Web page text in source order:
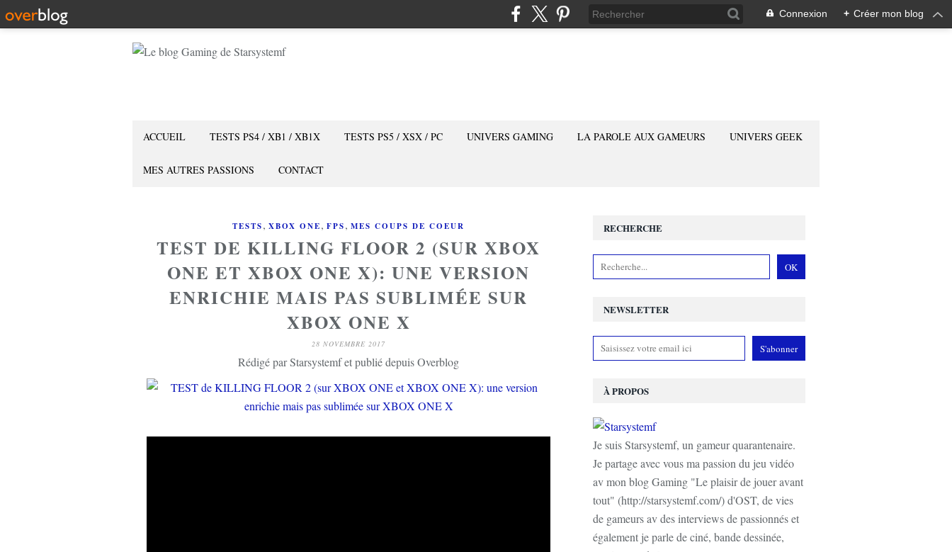
Connexion + Créer mon blog
ACCUEIL TESTS PS4 / XB1 / XB1X TESTS PS5 / XSX / PC UNIVERS GAMING LA PAROLE AUX GAMEURS UNIVERS GEEK
MES AUTRES PASSIONS CONTACT
TESTS, XBOX ONE, FPS, MES COUPS DE COEUR
TEST DE KILLING FLOOR 2 (SUR XBOX
ONE ET XBOX ONE X): UNE VERSION
ENRICHIE MAIS PAS SUBLIMÉE SUR
XBOX ONE X
28 NOVEMBRE 2017
Rédigé par Starsystemf et publié depuis Overblog
NEWSLETTER
RECHERCHE
À PROPOS
Je suis Starsystemf, un gameur quarantenaire.
Je partage avec vous ma passion du jeu vidéo
av mon blog Gaming "Le plaisir de jouer avant
tout" (http://starsystemf.com/) d'OST, de vies
de gameurs av des interviews de passionnés et
également je parle de ciné, bande dessinée,